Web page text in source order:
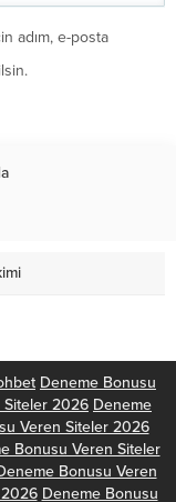
adım, e-posta
Deneme Bonusu
Siteler 2026 Deneme
Veren Siteler 2026
Bonusu Veren Siteler
Bonusu Veren
Deneme Bonusu